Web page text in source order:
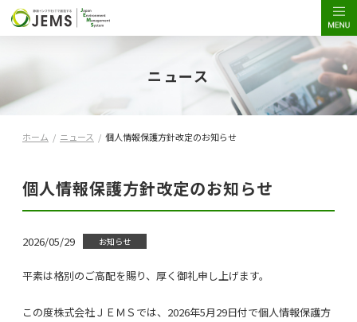
ニュース
ホーム / ニュース / 個人情報保護方針改定のお知らせ
個人情報保護方針改定のお知らせ
2026/05/29 お知らせ
平素は格別のご高配を賜り、厚く御礼申し上げます。
この度株式会社ＪＥＭＳでは、 2026年5月29日付で個人情報保護方